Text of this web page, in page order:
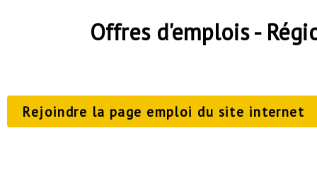
Offres d'emplois -
Rejoindre la page emploi du site internet